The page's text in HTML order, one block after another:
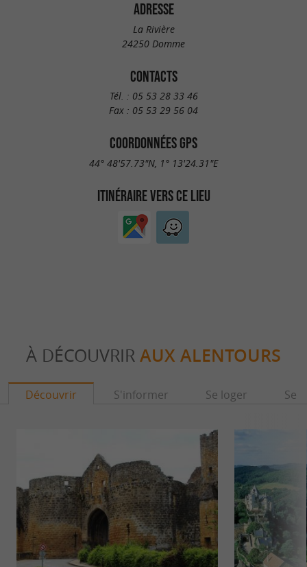
ADRESSE
La Rivière
24250 Domme
CONTACTS
Tél. : 05 53 28 33 46
Fax : 05 53 29 56 04
COORDONNÉES GPS
44° 48'57.73"N, 1° 13'24.31"E
ITINÉRAIRE VERS CE LIEU
À DÉCOUVRIR AUX ALENTOURS
Découvrir S'informer Se loger Se